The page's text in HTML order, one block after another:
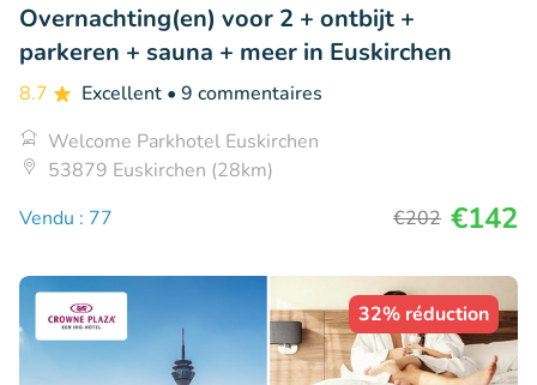
Overnachting(en) voor 2 + ontbijt +
parkeren + sauna + meer in Euskirchen
8.7 Excellent • 9 commentaires
Welcome Parkhotel Euskirchen
53879 Euskirchen (28km)
Vendu : 77
€202 €142
32% réduction